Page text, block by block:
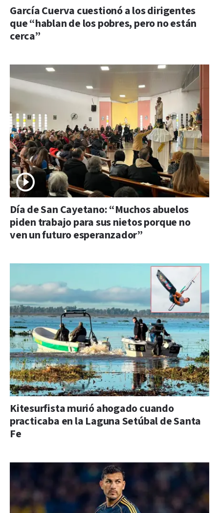
García Cuerva cuestionó a los dirigentes
que “hablan de los pobres, pero no están
cerca”
Día de San Cayetano: “Muchos abuelos
piden trabajo para sus nietos porque no
ven un futuro esperanzador”
Kitesurfista murió ahogado cuando
practicaba en la Laguna Setúbal de Santa
Fe